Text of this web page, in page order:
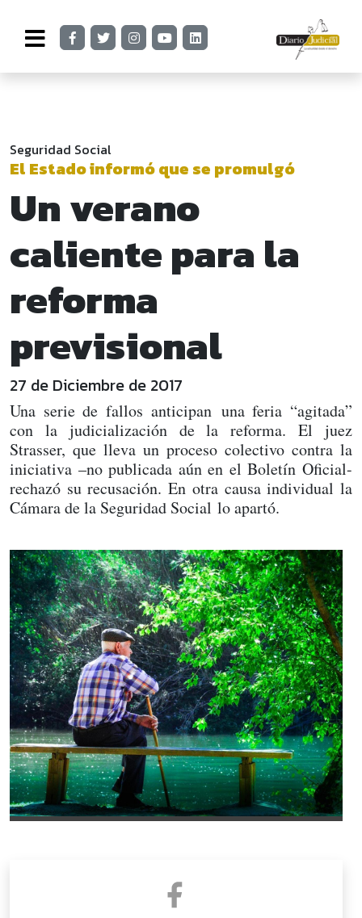
Seguridad Social
El Estado informó que se promulgó
Un verano
caliente para la
reforma
previsional
27 de Diciembre de 2017
Una serie de fallos anticipan una feria “agitada”
con la judicialización de la reforma. El juez
Strasser, que lleva un proceso colectivo contra la
iniciativa –no publicada aún en el Boletín Oficial-
rechazó su recusación. En otra causa individual la
Cámara de la Seguridad Social lo apartó.